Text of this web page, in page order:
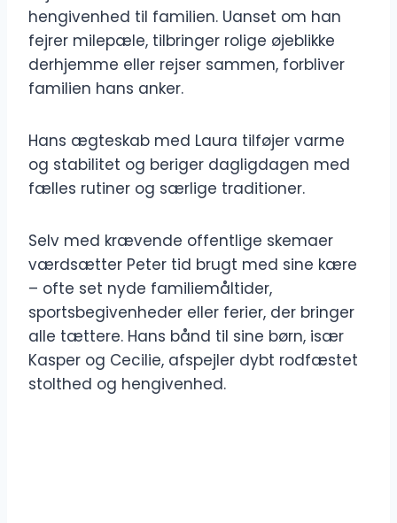
hengivenhed til familien. Uanset om han
fejrer milepæle, tilbringer rolige øjeblikke
derhjemme eller rejser sammen, forbliver
familien hans anker.
Hans ægteskab med Laura tilføjer varme
og stabilitet og beriger dagligdagen med
fælles rutiner og særlige traditioner.
Selv med krævende offentlige skemaer
værdsætter Peter tid brugt med sine kære
– ofte set nyde familiemåltider,
sportsbegivenheder eller ferier, der bringer
alle tættere. Hans bånd til sine børn, især
Kasper og Cecilie, afspejler dybt rodfæstet
stolthed og hengivenhed.